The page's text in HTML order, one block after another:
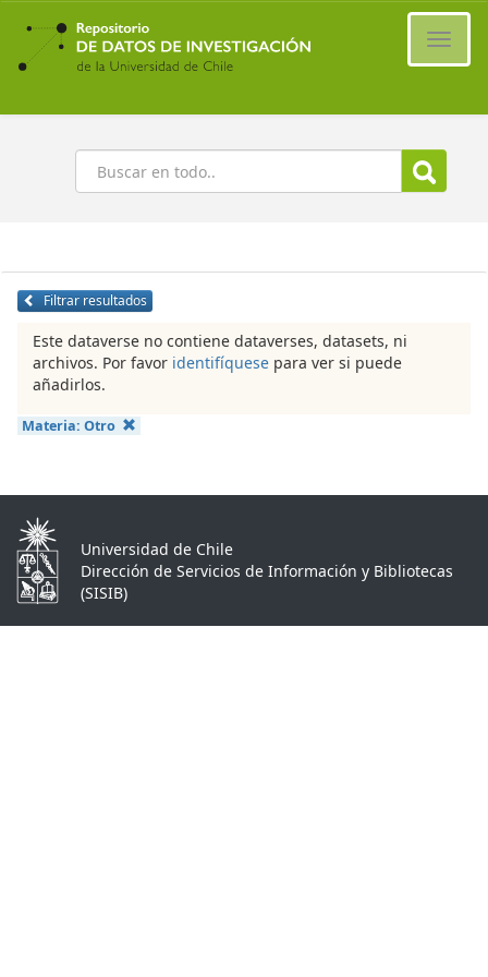
Ir
contenido
principal
Buscar
Filtrar resultados
Este dataverse no contiene dataverses, datasets, ni
archivos. Por favor identifíquese para ver si puede
añadirlos.
Materia: Otro
Universidad de Chile
Dirección de Servicios de Información y Bibliotecas
(SISIB)